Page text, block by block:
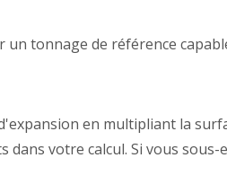
tonnage de référence
en multipliant la
dans votre calcul. Si vous